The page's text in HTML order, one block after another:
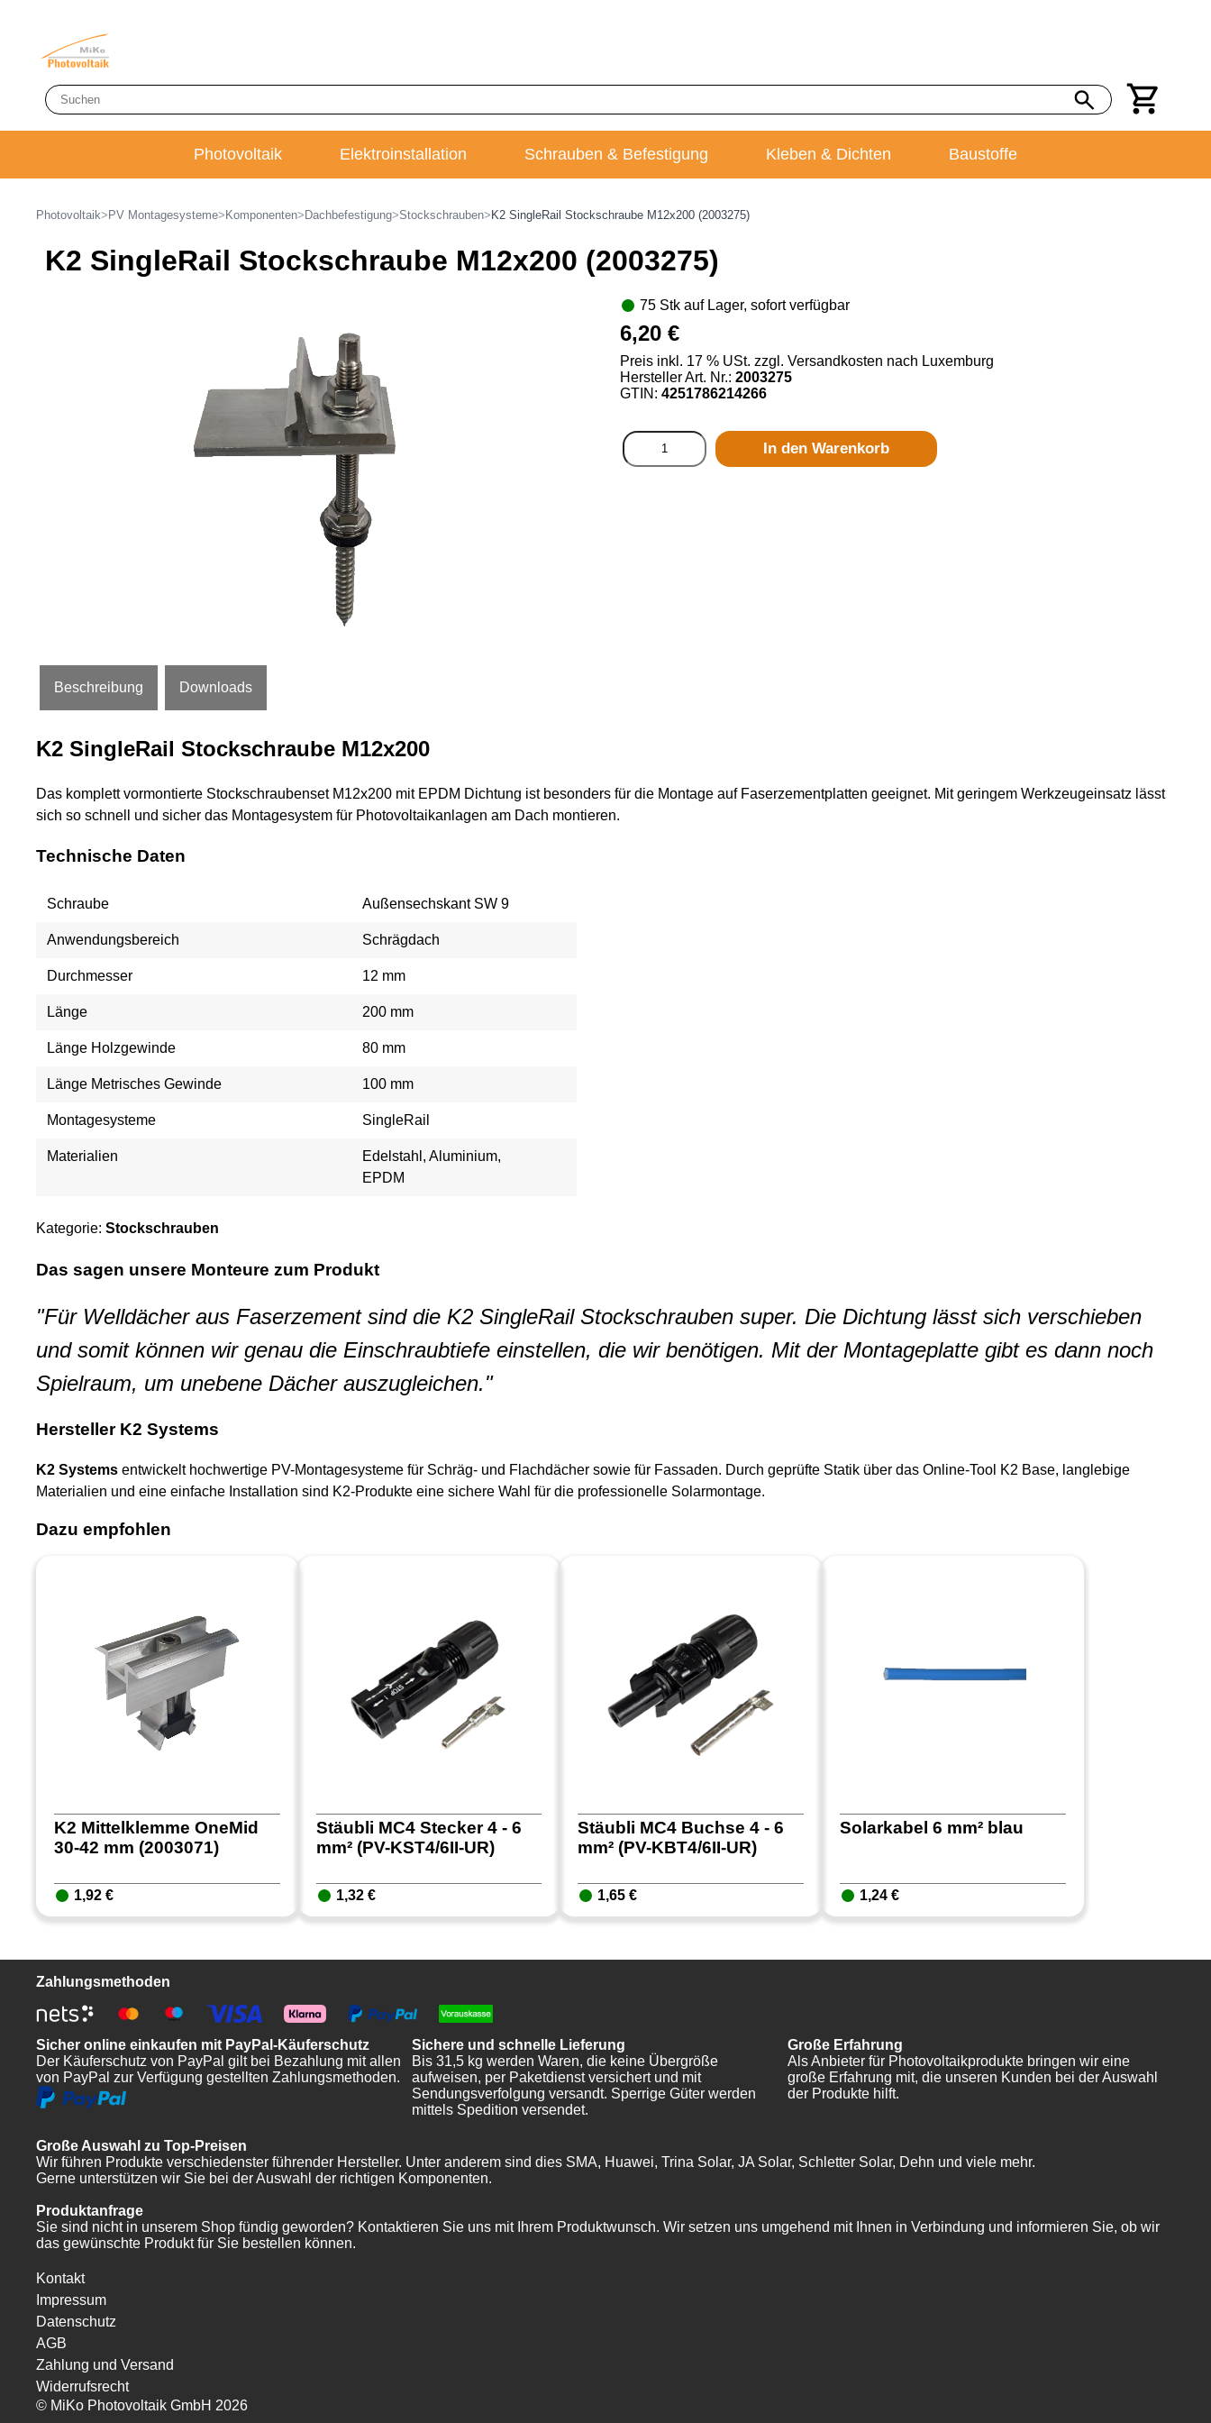
Photovoltaik Elektroinstallation Schrauben & Befestigung Kleben & Dichten Baustoffe
Photovoltaik> PV Montagesysteme> Komponenten> Dachbefestigung>Stockschrauben> K2 SingleRail Stockschraube M12x200 (2003275)
K2 SingleRail Stockschraube M12x200 (2003275)
75 Stk auf Lager, sofort verfügbar
6,20 €
Preis inkl. 17 % USt. zzgl. Versandkosten nach Luxemburg
Hersteller Art. Nr.: 2003275
GTIN: 4251786214266
In den Warenkorb
Beschreibung Downloads
K2 SingleRail Stockschraube M12x200
Das komplett vormontierte Stockschraubenset M12x200 mit EPDM Dichtung ist besonders für die Montage auf Faserzementplatten geeignet. Mit geringem Werkzeugeinsatz lässt
sich so schnell und sicher das Montagesystem für Photovoltaikanlagen am Dach montieren.
Technische Daten
Schraube Außensechskant SW 9
Anwendungsbereich Schrägdach
Durchmesser 12 mm
Länge 200 mm
Länge Holzgewinde 80 mm
Länge Metrisches Gewinde 100 mm
Montagesysteme SingleRail
Materialien
Edelstahl, Aluminium,
EPDM
Kategorie:Stockschrauben
Das sagen unsere Monteure zum Produkt
"Für Welldächer aus Faserzement sind die K2 SingleRail Stockschrauben super. Die Dichtung lässt sich verschieben
und somit können wir genau die Einschraubtiefe einstellen, die wir benötigen. Mit der Montageplatte gibt es dann noch
Spielraum, um unebene Dächer auszugleichen."
Hersteller K2 Systems
K2 Systems entwickelt hochwertige PV-Montagesysteme für Schräg- und Flachdächer sowie für Fassaden. Durch geprüfte Statik über das Online-Tool K2 Base, langlebige
Materialien und eine einfache Installation sind K2-Produkte eine sichere Wahl für die professionelle Solarmontage.
Dazu empfohlen
K2 Mittelklemme OneMid
30-42 mm (2003071)
1,92 €
Stäubli MC4 Stecker 4 - 6
mm² (PV-KST4/6II-UR)
1,32 €
Stäubli MC4 Buchse 4 - 6
mm² (PV-KBT4/6II-UR)
1,65 €
Solarkabel 6 mm² blau
1,24 €
Zahlungsmethoden
Sicher online einkaufen mit PayPal-Käuferschutz
Der Käuferschutz von PayPal gilt bei Bezahlung mit allen
von PayPal zur Verfügung gestellten Zahlungsmethoden.
Sichere und schnelle Lieferung
Bis 31,5 kg werden Waren, die keine Übergröße
aufweisen, per Paketdienst versichert und mit
Sendungsverfolgung versandt. Sperrige Güter werden
mittels Spedition versendet.
Große Erfahrung
Als Anbieter für Photovoltaikprodukte bringen wir eine
große Erfahrung mit, die unseren Kunden bei der Auswahl
der Produkte hilft.
Große Auswahl zu Top-Preisen
Wir führen Produkte verschiedenster führender Hersteller. Unter anderem sind dies SMA, Huawei, Trina Solar, JA Solar, Schletter Solar, Dehn und viele mehr.
Gerne unterstützen wir Sie bei der Auswahl der richtigen Komponenten.
Produktanfrage
Sie sind nicht in unserem Shop fündig geworden? Kontaktieren Sie uns mit Ihrem Produktwunsch. Wir setzen uns umgehend mit Ihnen in Verbindung und informieren Sie, ob wir
das gewünschte Produkt für Sie bestellen können.
Kontakt
Impressum
Datenschutz
AGB
Zahlung und Versand
Widerrufsrecht
© MiKo Photovoltaik GmbH 2026